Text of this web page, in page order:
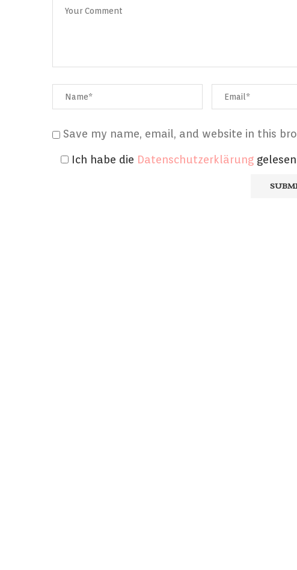
Save my name, email, and website in this
Ich habe die Datenschutzerklärung